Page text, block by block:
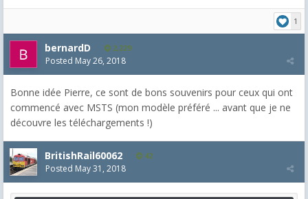
1
bernardD 2,229
Posted May 26, 2018
Bonne idée Pierre, ce sont de bons souvenirs pour ceux qui ont
commencé avec MSTS (mon modèle préféré ... avant que je ne
découvre les téléchargements !)
BritishRail60062 42
Posted May 31, 2018